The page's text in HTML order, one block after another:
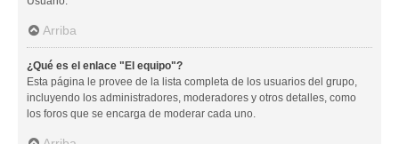
Arriba
¿Qué es el enlace "El equipo"?
Esta página le provee de la lista completa de los usuarios del grupo,
incluyendo los administradores, moderadores y otros detalles, como
los foros que se encarga de moderar cada uno.